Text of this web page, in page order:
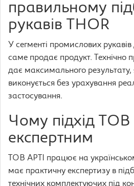
правильному
рукавів THOR
У сегменті промислових
саме продає продукт. Технічно
дає максимального результату,
виконується без урахування
застосування.
Чому підхід ТОВ
експертним
ТОВ АРТІ працює на
має практичну експертизу в
технічних комплектуючих під